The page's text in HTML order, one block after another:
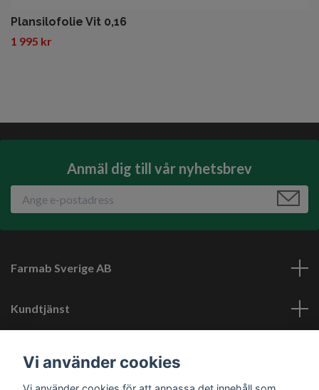
Plansilofolie Vit 0,16
1 995 kr
Anmäl dig till vår nyhetsbrev
Farmab Sverige AB
Kundtjänst
Vi använder cookies